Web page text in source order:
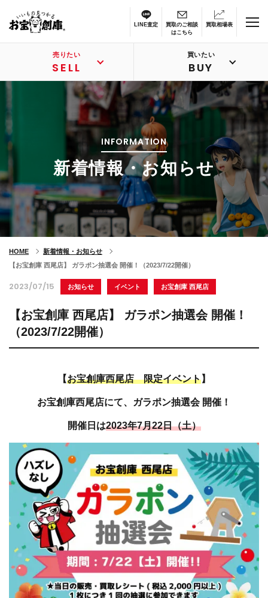
LINE査定
買取のご相談
はこちら
買取相場表
売りたい
SELL
買いたい
BUY
INFORMATION
新着情報・お知らせ
HOME
新着情報・お知らせ
【お宝創庫 西尾店】 ガラポン抽選会 開催！（2023/7/22開催）
2023/07/15 お知らせ イベント お宝創庫 西尾店
【お宝創庫 西尾店】 ガラポン抽選会 開催！
（2023/7/22開催）
【お宝創庫西尾店 限定イベント】
お宝創庫西尾店にて、ガラポン抽選会 開催！
開催日は2023年7月22日（土）